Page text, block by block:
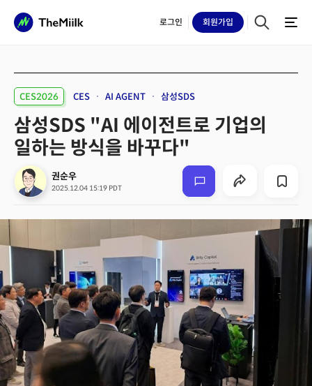
로그인 회원가입
CES2026 CES AI AGENT 삼성SDS
삼성SDS "AI 에이전트로 기업의
일하는 방식을 바꾸다"
권순우
2025.12.04 15:19 PDT